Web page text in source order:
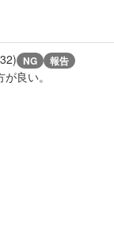
NG 報告
良い。